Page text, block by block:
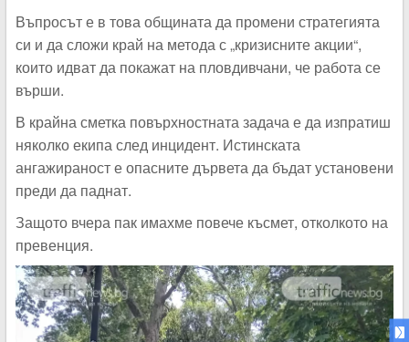
Въпросът е в това общината да промени стратегията
си и да сложи край на метода с „кризисните акции“,
които идват да покажат на пловдивчани, че работа се
върши.
В крайна сметка повърхностната задача е да изпратиш
няколко екипа след инцидент. Истинската
ангажираност е опасните дървета да бъдат установени
преди да паднат.
Защото вчера пак имахме повече късмет, отколкото на
превенция.